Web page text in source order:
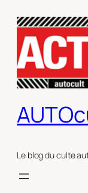
contenu
Le blog du culte